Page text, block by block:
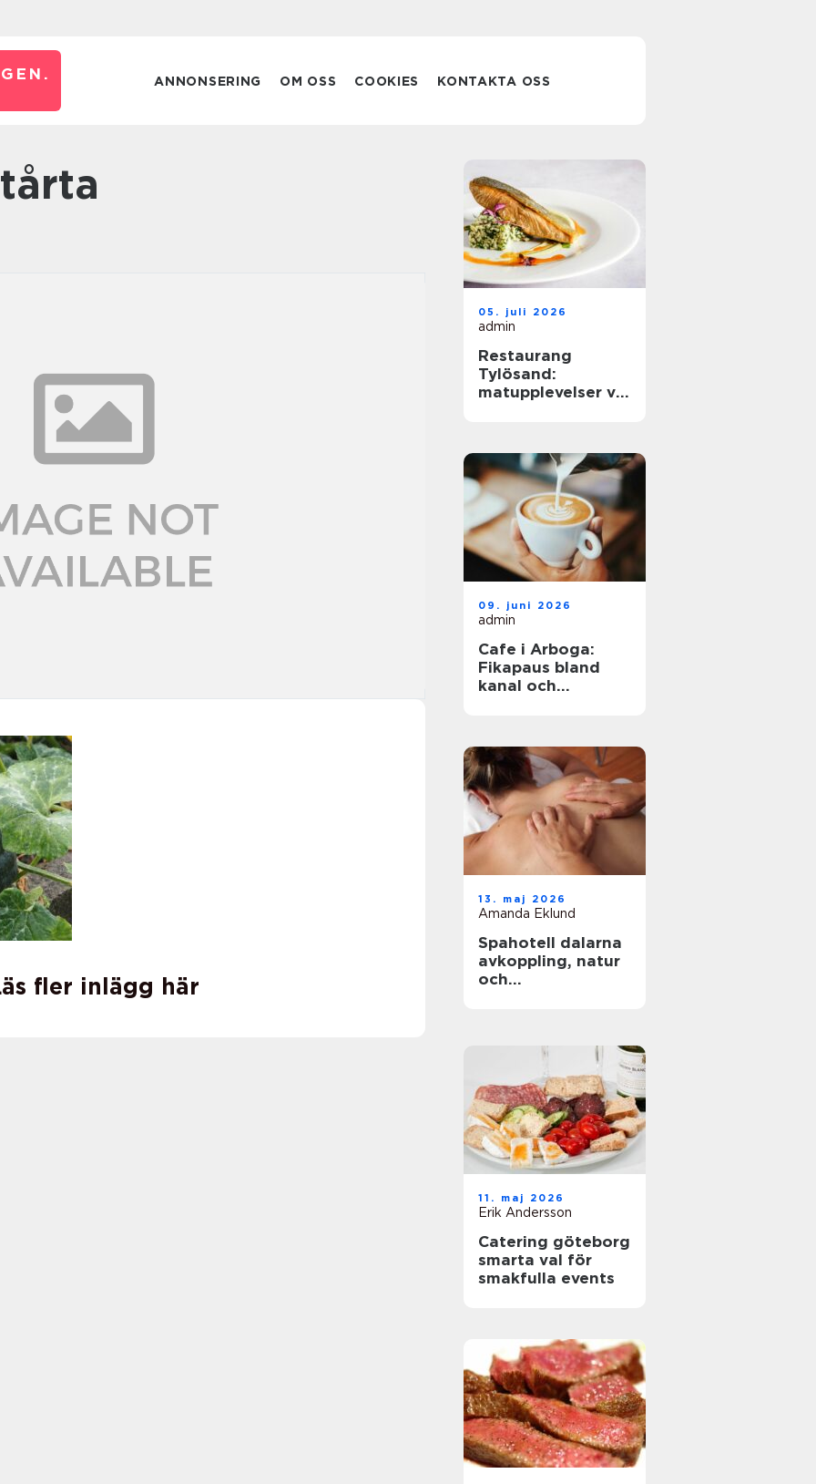
ANNONSERING OM OSS COOKIES KONTAKTA OSS
fler inlägg här
05. juli 2026
admin
Restaurang
Tylösand:
matupplevelser vid
09. juni 2026
admin
Cafe i Arboga:
Fikapaus bland
kanal och
13. maj 2026
Amanda Eklund
Spahotell dalarna
avkoppling, natur
och
11. maj 2026
Erik Andersson
Catering göteborg
smarta val för
smakfulla events